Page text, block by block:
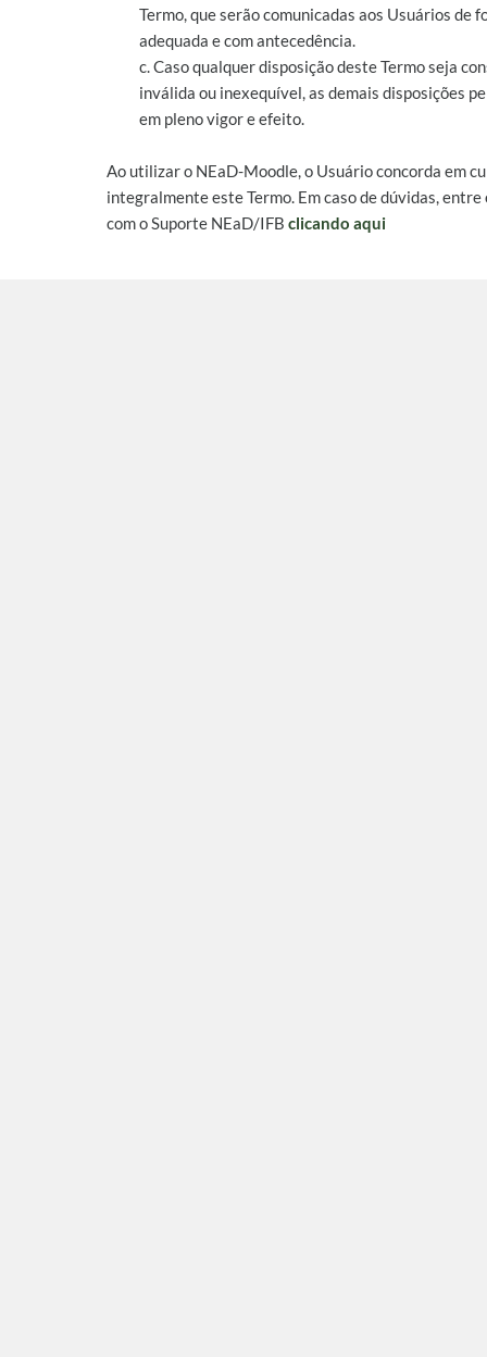
Termo, que serão comunicadas aos Usuários de
adequada e com antecedência.
c. Caso qualquer disposição deste Termo seja
inválida ou inexequível, as demais disposições
em pleno vigor e efeito.
Ao utilizar o NEaD-Moodle, o Usuário concorda em
integralmente este Termo. Em caso de dúvidas,
com o Suporte NEaD/IFB clicando aqui